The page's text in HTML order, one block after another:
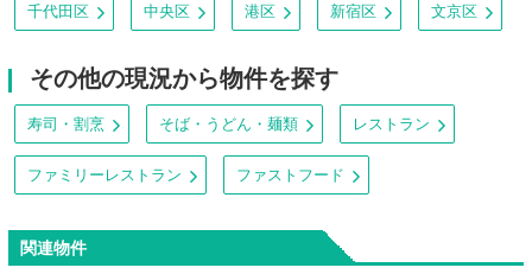
千代田区 中央区 港区 新宿区 文京区
その他の現況から物件を探す
寿司・割烹 そば・うどん・麺類 レストラン
ファミリーレストラン ファストフード
関連物件